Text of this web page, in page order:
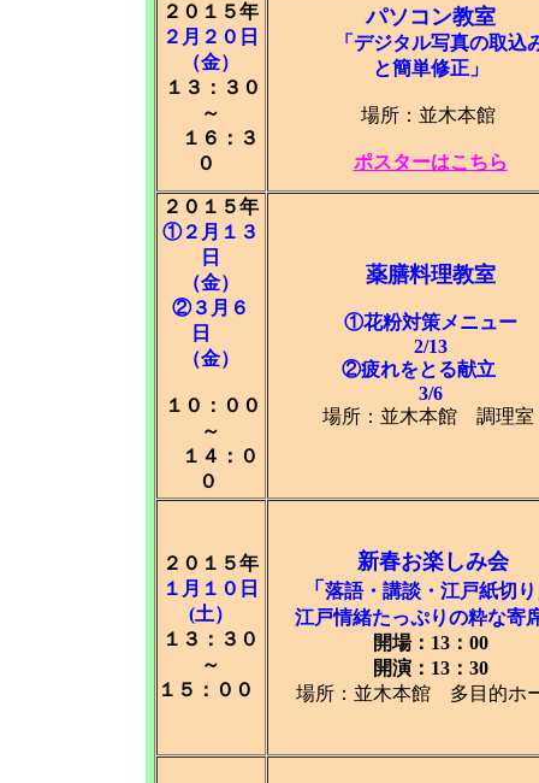
２０１５年
２月２０日
（金）
１３：３０
～
１６：３
０
パソコン教室
「デジタル写真の取込
と簡単修正」
場所：並木本館
ポスターはこちら
２０１５年
①２月１３
日
（金）
②３月６
日
（金）
１０：００
～
１４：０
０
薬膳料理教室
①花粉対策メニュー
2/13
②疲れをとる献立
3/6
場所：並木本館 調理室
２０１５年
１月１０日
(土）
１３：３０
～
１５：００
新春お楽しみ会
「 落語・講談・江戸紙切り
江戸情緒たっぷりの粋な寄
開場：13：00
開演：13：30
場所：並木本館 多目的ホ